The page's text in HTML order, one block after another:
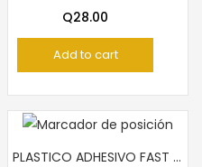
Q28.00
Add to cart
PLASTICO ADHESIVO FAST ROLLO TECNO DORADO